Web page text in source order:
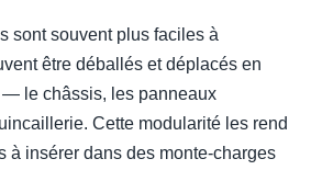
sont souvent plus faciles à
être déballés et déplacés en
le châssis, les panneaux
Cette modularité les rend
à insérer dans des monte-charges